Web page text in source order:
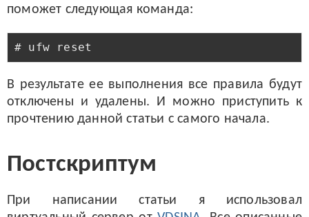
поможет следующая команда:
В результате ее выполнения все правила будут
отключены и удалены. И можно приступить к
прочтению данной статьи с самого начала.
Постскриптум
При написании статьи я использовал